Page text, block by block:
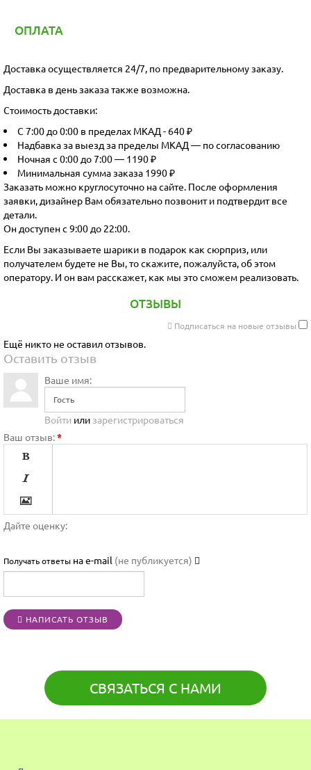
ОПЛАТА
Доставка осуществляется 24/7, по предварительному заказу.
Доставка в день заказа также возможна.
Стоимость доставки:
С 7:00 до 0:00 в пределах МКАД - 640 ₽
Надбавка за выезд за пределы МКАД — по согласованию
Ночная с 0:00 до 7:00 — 1190 ₽
Минимальная сумма заказа 1990 ₽
Заказать можно круглосуточно на сайте. После оформления
заявки, дизайнер Вам обязательно позвонит и подтвердит все
детали.
Он доступен с 9:00 до 22:00.
Если Вы заказываете шарики в подарок как сюрприз, или
получателем будете не Вы, то скажите, пожалуйста, об этом
оператору. И он вам расскажет, как мы это сможем реализовать.
ОТЗЫВЫ
Подписаться на новые отзывы
Ещё никто не оставил отзывов.
Оставить отзыв
Ваше имя:
Войти или зарегистрироваться
Ваш отзыв:*







Дайте оценку:
Получать ответы на e-mail (не публикуется)
НАПИСАТЬ ОТЗЫВ
СВЯЗАТЬСЯ С НАМИ